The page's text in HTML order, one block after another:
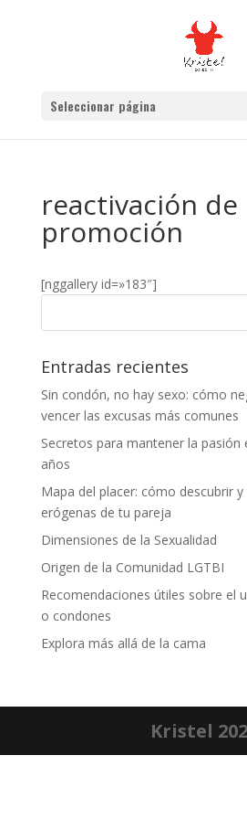
Seleccionar página
reactivación de
promoción
[nggallery id=»183″]
Entradas recientes
Sin condón, no hay sexo: cómo
vencer las excusas más comunes
Secretos para mantener la pasión
años
Mapa del placer: cómo descubrir
erógenas de tu pareja
Dimensiones de la Sexualidad
Origen de la Comunidad LGTBI
Recomendaciones útiles sobre el
o condones
Explora más allá de la cama
Kristel